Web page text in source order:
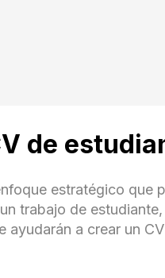
de
estratégico que
trabajo de
ayudarán a crear un